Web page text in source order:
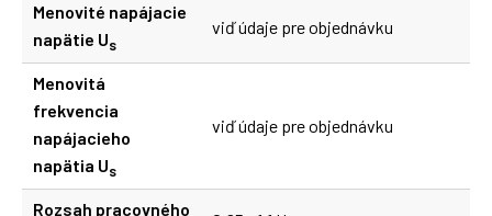
Menovité napájacie
napätie Us
viď údaje pre objednávku
Menovitá
frekvencia
napájacieho
napätia Us
viď údaje pre objednávku
Rozsah pracovného